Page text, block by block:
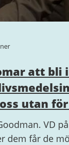
att bli
utan
VD
dem får de